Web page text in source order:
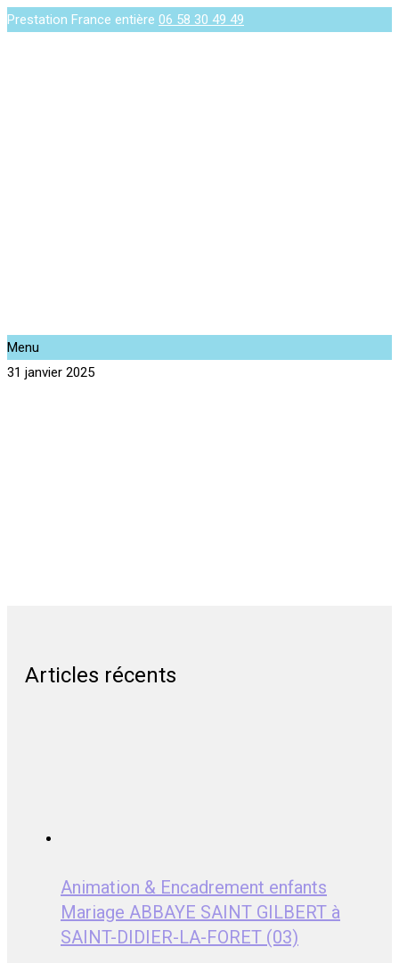
Prestation France entière 06 58 30 49 49
Menu
31 janvier 2025
Articles récents
Animation & Encadrement enfants
Mariage ABBAYE SAINT GILBERT à
SAINT-DIDIER-LA-FORET (03)